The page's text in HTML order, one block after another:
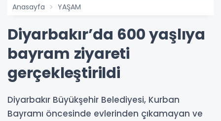
Anasayfa YAŞAM
Diyarbakır’da 600 yaşlıya
bayram ziyareti
gerçekleştirildi
Diyarbakır Büyükşehir Belediyesi, Kurban
Bayramı öncesinde evlerinden çıkamayan ve